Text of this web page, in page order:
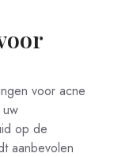
voor acne
op de
aanbevolen